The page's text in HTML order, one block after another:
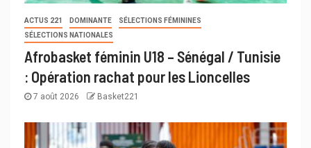
ACTUS 221 DOMINANTE
SÉLECTIONS FÉMININES
SÉLECTIONS NATIONALES
Afrobasket féminin U18 – Sénégal / Tunisie
: Opération rachat pour les Lioncelles
7 août 2026 Basket221